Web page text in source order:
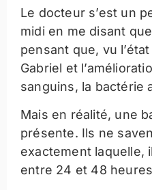
Le docteur s’est un
midi en me disant
pensant que, vu
Gabriel et
sanguins, la bactérie
Mais en réalité, une
présente. Ils ne
exactement laquelle,
entre 24 et 48